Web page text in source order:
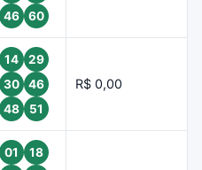
46
60
14
29
30
46
48
51
R$ 0,00
01
18